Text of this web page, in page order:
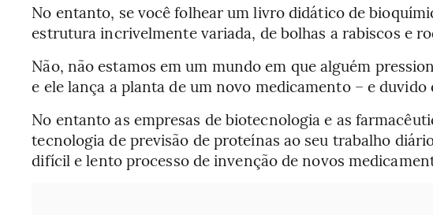
No entanto, se você folhear um livro didático de
estrutura incrivelmente variada, de bolhas a rabiscos e
Não, não estamos em um mundo em que alguém
e ele lança a planta de um novo medicamento – e duvido
No entanto as empresas de biotecnologia e as
tecnologia de previsão de proteínas ao seu trabalho
difícil e lento processo de invenção de novos